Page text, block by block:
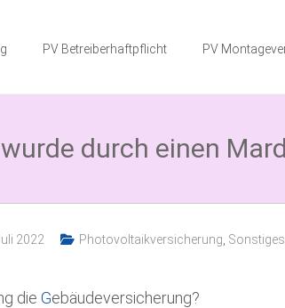
PV Betreiberhaftpflicht PV
durch einen
2022 Photovoltaikversicherung
die Gebäudeversicherung?